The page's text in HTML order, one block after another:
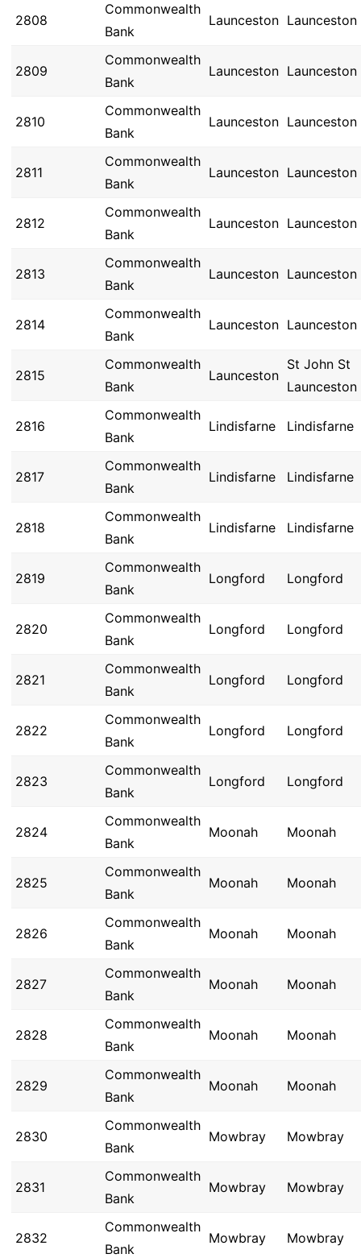
2808
Commonwealth
Bank
Launceston Launceston
2809
Commonwealth
Bank
Launceston Launceston
2810
Commonwealth
Bank
Launceston Launceston
2811
Commonwealth
Bank
Launceston Launceston
2812
Commonwealth
Bank
Launceston Launceston
2813
Commonwealth
Bank
Launceston Launceston
2814
Commonwealth
Bank
Launceston Launceston
2815
Commonwealth
Bank
Launceston
St John St
Launceston
2816
Commonwealth
Bank
Lindisfarne Lindisfarne
2817
Commonwealth
Bank
Lindisfarne Lindisfarne
2818
Commonwealth
Bank
Lindisfarne Lindisfarne
2819
Commonwealth
Bank
Longford Longford
2820
Commonwealth
Bank
Longford Longford
2821
Commonwealth
Bank
Longford Longford
2822
Commonwealth
Bank
Longford Longford
2823
Commonwealth
Bank
Longford Longford
2824
Commonwealth
Bank
Moonah Moonah
2825
Commonwealth
Bank
Moonah Moonah
2826
Commonwealth
Bank
Moonah Moonah
2827
Commonwealth
Bank
Moonah Moonah
2828
Commonwealth
Bank
Moonah Moonah
2829
Commonwealth
Bank
Moonah Moonah
2830
Commonwealth
Bank
Mowbray Mowbray
2831
Commonwealth
Bank
Mowbray Mowbray
2832
Commonwealth
Bank
Mowbray Mowbray